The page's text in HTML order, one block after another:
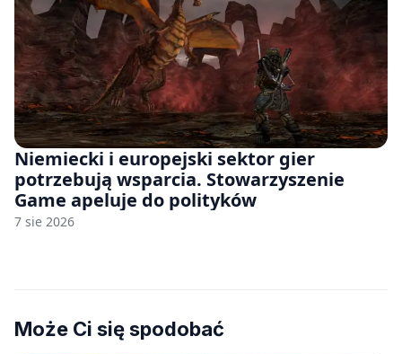
Niemiecki i europejski sektor gier
potrzebują wsparcia. Stowarzyszenie
Game apeluje do polityków
7 sie 2026
Może Ci się spodobać